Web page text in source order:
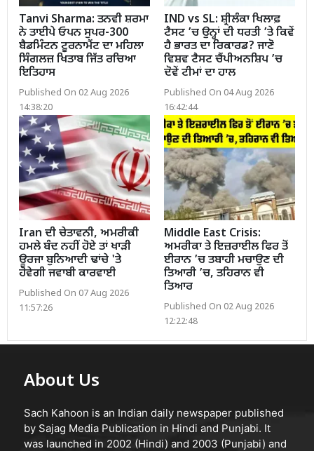
Tanvi Sharma: ਤਨਵੀ ਸ਼ਰਮਾ
ਨੇ ਤਾਈਪੇ ਓਪਨ ਸੁਪਰ-300
ਬੈਡਮਿੰਟਨ ਟੂਰਨਾਮੈਂਟ ਦਾ ਮਹਿਲਾ
ਸਿੰਗਲਜ਼ ਖਿਤਾਬ ਜਿੱਤ ਰਚਿਆ
ਇਤਿਹਾਸ
Published On 02 Aug 2026
14:38:20
IND vs SL: ਸ਼੍ਰੀਲੰਕਾ ਖਿਲਾਫ਼
ਟੈਸਟ ’ਚ ਉਨ੍ਹਾਂ ਦੀ ਧਰਤੀ ’ਤੇ ਕਿਵੇਂ
ਹੈ ਭਾਰਤ ਦਾ ਰਿਕਾਰਡ? ਜਾਣੋ
ਵਿਸ਼ਵ ਟੈਸਟ ਚੈਂਪੀਅਨਸ਼ਿਪ ’ਚ
ਦੋਵੇਂ ਟੀਮਾਂ ਦਾ ਹਾਲ
Published On 04 Aug 2026
16:42:44
Iran ਦੀ ਚੇਤਾਵਨੀ, ਅਮਰੀਕੀ
ਹਮਲੇ ਬੰਦ ਨਹੀਂ ਹੋਏ ਤਾਂ ਖਾੜੀ
ਊਰਜਾ ਬੁਨਿਆਦੀ ਢਾਂਚੇ 'ਤੇ
ਹੋਵੇਗੀ ਜਵਾਬੀ ਕਾਰਵਾਈ
Published On 07 Aug 2026
11:57:26
Middle East Crisis:
ਅਮਰੀਕਾ ਤੇ ਇਜ਼ਰਾਈਲ ਫਿਰ ਤੋਂ
ਈਰਾਨ ’ਚ ਤਬਾਹੀ ਮਚਾਉਣ ਦੀ
ਤਿਆਰੀ ’ਚ, ਤਹਿਰਾਨ ਵੀ
ਤਿਆਰ
Published On 02 Aug 2026
12:22:48
About Us
Sach Kahoon is an Indian daily newspaper published
by Sajag Media Publication in Hindi and Punjabi. It
was launched in 2002 (Hindi) and 2003 (Punjabi) and